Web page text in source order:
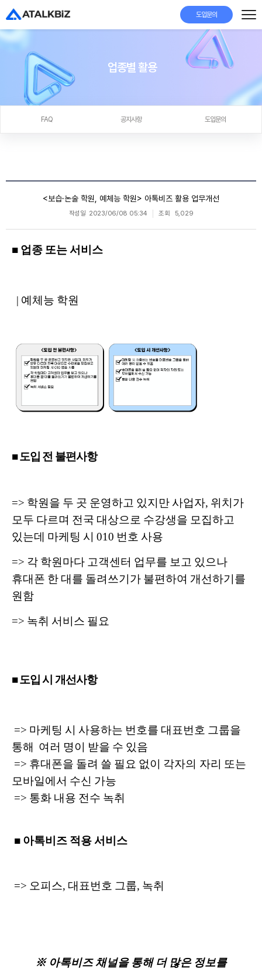
도입문의
업종별 활용
FAQ 공지사항 도입문의
<보습·논술 학원, 예체능 학원> 아톡비즈 활용 업무개선
작성일 2023/06/08 05:34 조회 5,029
■ 업종 또는 서비스
| 예체능 학원
■ 도입 전 불편사항
=> 학원을 두 곳 운영하고 있지만 사업자, 위치가
모두 다르며 전국 대상으로 수강생을 모집하고
있는데 마케팅 시 010 번호 사용
=> 각 학원마다 고객센터 업무를 보고 있으나
휴대폰 한 대를 돌려쓰기가 불편하여 개선하기를
원함
=> 녹취 서비스 필요
■ 도입 시 개선사항
=> 마케팅 시 사용하는 번호를 대표번호 그룹을
통해 여러 명이 받을 수 있음
=> 휴대폰을 돌려 쓸 필요 없이 각자의 자리 또는
모바일에서 수신 가능
=> 통화 내용 전수 녹취
■ 아톡비즈 적용 서비스
=> 오피스, 대표번호 그룹, 녹취
※ 아톡비즈 채널을 통해 더 많은 정보를